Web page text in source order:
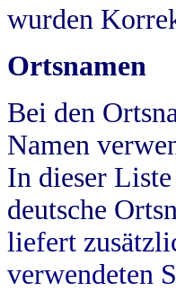
wurden
Ortsnamen
Bei den
Namen
In dieser
deutsche
liefert
verwendeten